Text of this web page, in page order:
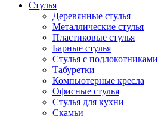
Стулья
Деревянные стулья
Металлические стулья
Пластиковые стулья
Барные стулья
Стулья с подлокотниками
Табуретки
Компьютерные кресла
Офисные стулья
Стулья для кухни
Скамьи